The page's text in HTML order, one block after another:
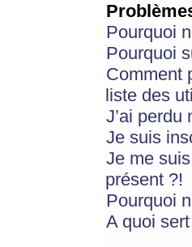
Pourquoi
Pourquoi
Comment
liste des
J’ai perdu
Je suis
Je me
présent ?!
Pourquoi
A quoi